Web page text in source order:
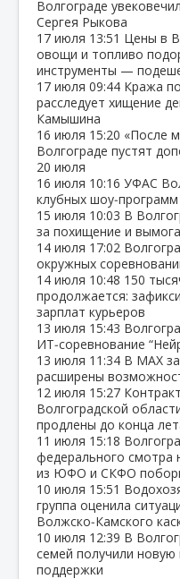
Волгограде
Сергея Рыкова
17 июля 13:51 Цены в
овощи и топливо
инструменты —
17 июля 09:44 Кража
расследует хищение
Камышина
16 июля 15:20 «После
Волгограде пустят
20 июля
16 июля 10:16 УФАС
клубных шоу‑программ
15 июля 10:03 В
за похищение и
14 июля 17:02
окружных
14 июля 10:48 150
продолжается:
зарплат курьеров
13 июля 15:43
ИТ‑соревнование
13 июля 11:34 В МАХ
расширены
12 июля 15:27
Волгоградской
продлены до конца
11 июля 15:18
федерального смотра
из ЮФО и СКФО
10 июля 15:51
группа оценила
Волжско‑Камского
10 июля 12:39 В
семей получили новую
поддержки